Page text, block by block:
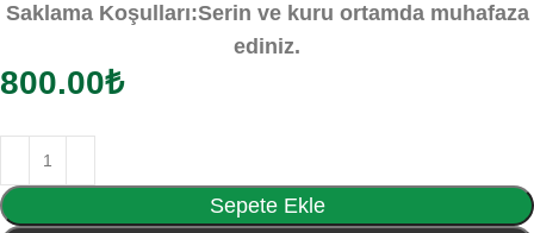
Saklama Koşulları:Serin ve kuru ortamda muhafaza
ediniz.
800.00₺
Sepete Ekle